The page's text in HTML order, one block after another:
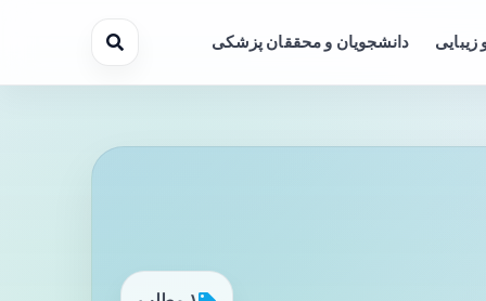
زیبایی دانشجویان و محققان پزشکی